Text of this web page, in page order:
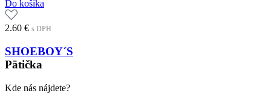
Do košíka
2.60 € s DPH
SHOEBOY´S
Pätička
Kde nás nájdete?